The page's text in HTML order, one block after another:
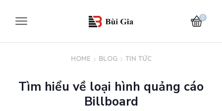
0
HOME BLOG TIN TỨC
Tìm hiểu về loại hình quảng cáo
Billboard